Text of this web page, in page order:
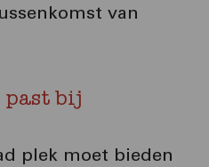
van
past bij
plek moet bieden